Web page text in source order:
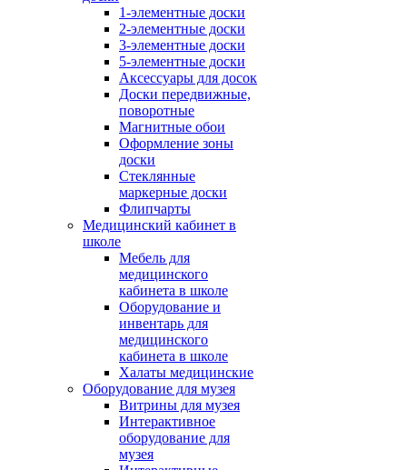
1-элементные доски
2-элементные доски
3-элементные доски
5-элементные доски
Аксессуары для досок
Доски передвижные,
поворотные
Магнитные обои
Оформление зоны
доски
Стеклянные
маркерные доски
Флипчарты
Медицинский кабинет в
школе
Мебель для
медицинского
кабинета в школе
Оборудование и
инвентарь для
медицинского
кабинета в школе
Халаты медицинские
Оборудование для музея
Витрины для музея
Интерактивное
оборудование для
музея